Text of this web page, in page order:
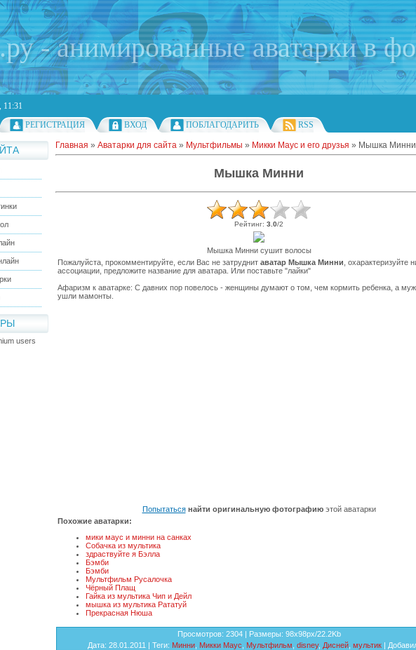
- анимированные аватарки в
11:31
РЕГИСТРАЦИЯ ВХОД ПОБЛАГОДАРИТЬ RSS
users
Главная » Аватарки для сайта » Мультфильмы » Микки Маус и его друзья » Мышка Минни
Мышка Минни
Рейтинг: 3.0/2
Мышка Минни сушит волосы
Пожалуйста, прокомментируйте, если Вас не затруднит аватар Мышка Минни , охарактеризуйте
ассоциации, предложите название для аватара. Или поставьте "лайки"
Афаризм к аватарке: С давних пор повелось - женщины думают о том, чем кормить ребенка, а
ушли мамонты.
Попытаться найти оригинальную фотографиюэтой аватарки
Похожие аватарки:
мики маус и минни на санках
Собачка из мультика
здраствуйте я Бэлла
Бэмби
Бэмби
Мультфильм Русалочка
Чёрный Плащ
Гайка из мультика Чип и Дейл
мышка из мультика Рататуй
Прекрасная Нюша
Просмотров: 2304 | Размеры: 98x98px/22.2Kb
Дата: 28.01.2011 | Теги: Минни Микки Маус Мультфильм disney, Дисней мультик |